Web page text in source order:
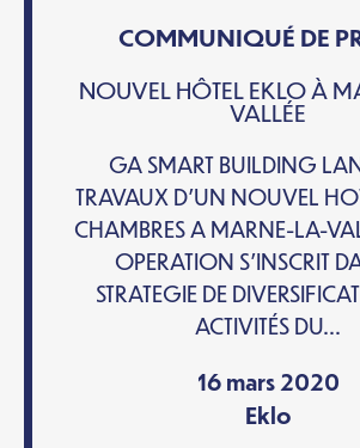
COMMUNIQUÉ DE
NOUVEL HÔTEL EKLO À
VALLÉE
GA SMART BUILDING
TRAVAUX D’UN NOUVEL
CHAMBRES A MARNE-LA-
OPERATION S’INSCRIT
STRATEGIE DE
ACTIVITÉS DU...
16 mars 2020
Eklo